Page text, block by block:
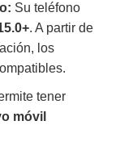
Su teléfono
. A partir de
los
tener
móvil